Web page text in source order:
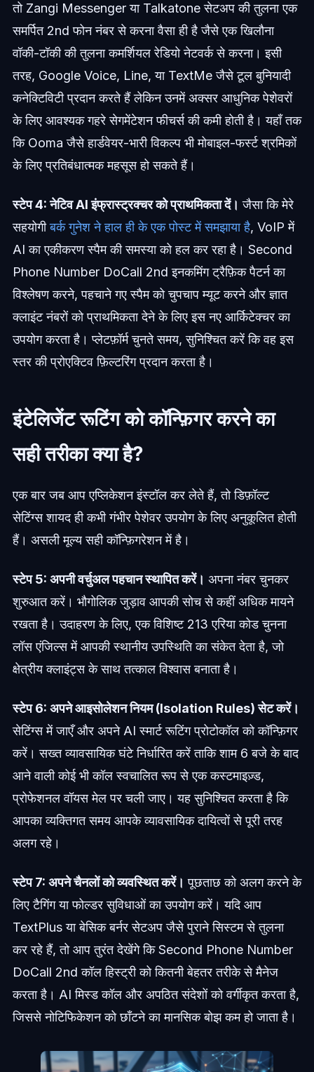
तो Zangi Messenger या Talkatone सेटअप की तुलना एक
समर्पित 2nd फोन नंबर से करना वैसा ही है जैसे एक खिलौना
वॉकी-टॉकी की तुलना कमर्शियल रेडियो नेटवर्क से करना। इसी
तरह, Google Voice, Line, या TextMe जैसे टूल बुनियादी
कनेक्टिविटी प्रदान करते हैं लेकिन उनमें अक्सर आधुनिक पेशेवरों
के लिए आवश्यक गहरे सेगमेंटेशन फीचर्स की कमी होती है। यहाँ तक
कि Ooma जैसे हार्डवेयर-भारी विकल्प भी मोबाइल-फर्स्ट श्रमिकों
के लिए प्रतिबंधात्मक महसूस हो सकते हैं।
स्टेप 4: नेटिव AI इंफ्रास्ट्रक्चर को प्राथमिकता दें। जैसा कि मेरे
सहयोगीबर्क गुनेश ने हाल ही के एक पोस्ट में समझाया है, VoIP में
AI का एकीकरण स्पैम की समस्या को हल कर रहा है। Second
Phone Number DoCall 2nd इनकमिंग ट्रैफ़िक पैटर्न का
विश्लेषण करने, पहचाने गए स्पैम को चुपचाप म्यूट करने और ज्ञात
क्लाइंट नंबरों को प्राथमिकता देने के लिए इस नए आर्किटेक्चर का
उपयोग करता है। प्लेटफ़ॉर्म चुनते समय, सुनिश्चित करें कि वह इस
स्तर की प्रोएक्टिव फ़िल्टरिंग प्रदान करता है।
इंटेलिजेंट रूटिंग को कॉन्फ़िगर करने का
सही तरीका क्या है?
एक बार जब आप एप्लिकेशन इंस्टॉल कर लेते हैं, तो डिफ़ॉल्ट
सेटिंग्स शायद ही कभी गंभीर पेशेवर उपयोग के लिए अनुकूलित होती
हैं। असली मूल्य सही कॉन्फ़िगरेशन में है।
स्टेप 5: अपनी वर्चुअल पहचान स्थापित करें। अपना नंबर चुनकर
शुरुआत करें। भौगोलिक जुड़ाव आपकी सोच से कहीं अधिक मायने
रखता है। उदाहरण के लिए, एक विशिष्ट 213 एरिया कोड चुनना
लॉस एंजिल्स में आपकी स्थानीय उपस्थिति का संकेत देता है, जो
क्षेत्रीय क्लाइंट्स के साथ तत्काल विश्वास बनाता है।
स्टेप 6: अपने आइसोलेशन नियम (Isolation Rules) सेट करें।
सेटिंग्स में जाएँ और अपने AI स्मार्ट रूटिंग प्रोटोकॉल को कॉन्फ़िगर
करें। सख्त व्यावसायिक घंटे निर्धारित करें ताकि शाम 6 बजे के बाद
आने वाली कोई भी कॉल स्वचालित रूप से एक कस्टमाइज़्ड,
प्रोफेशनल वॉयस मेल पर चली जाए। यह सुनिश्चित करता है कि
आपका व्यक्तिगत समय आपके व्यावसायिक दायित्वों से पूरी तरह
अलग रहे।
स्टेप 7: अपने चैनलों को व्यवस्थित करें। पूछताछ को अलग करने के
लिए टैगिंग या फोल्डर सुविधाओं का उपयोग करें। यदि आप
TextPlus या बेसिक बर्नर सेटअप जैसे पुराने सिस्टम से तुलना
कर रहे हैं, तो आप तुरंत देखेंगे कि Second Phone Number
DoCall 2nd कॉल हिस्ट्री को कितनी बेहतर तरीके से मैनेज
करता है। AI मिस्ड कॉल और अपठित संदेशों को वर्गीकृत करता है,
जिससे नोटिफिकेशन को छाँटने का मानसिक बोझ कम हो जाता है।